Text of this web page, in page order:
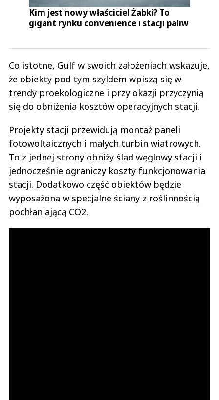
Kim jest nowy właściciel Żabki? To
gigant rynku convenience i stacji paliw
Co istotne, Gulf w swoich założeniach wskazuje,
że obiekty pod tym szyldem wpiszą się w
trendy proekologiczne i przy okazji przyczynią
się do obniżenia kosztów operacyjnych stacji.
Projekty stacji przewidują montaż paneli
fotowoltaicznych i małych turbin wiatrowych.
To z jednej strony obniży ślad węglowy stacji i
jednocześnie ograniczy koszty funkcjonowania
stacji. Dodatkowo część obiektów będzie
wyposażona w specjalne ściany z roślinnością
pochłaniającą CO2.